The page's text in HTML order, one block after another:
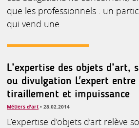
que les professionnels : un
qui vend une...
L’expertise des objets d’art,
ou divulgation L'expert entre
tiraillement et impuissance
Métiers d'art • 28.02.2014
L’expertise d’objets d’art relève